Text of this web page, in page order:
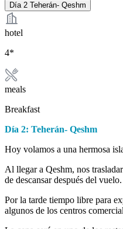
Día 2 Teherán- Qeshm
hotel
4*
meals
Breakfast
Día 2: Teherán- Qeshm
Hoy volamos a una hermosa
Al llegar a Qeshm, nos
de descansar después del vuelo.
Por la tarde tiempo libre para
algunos de los centros